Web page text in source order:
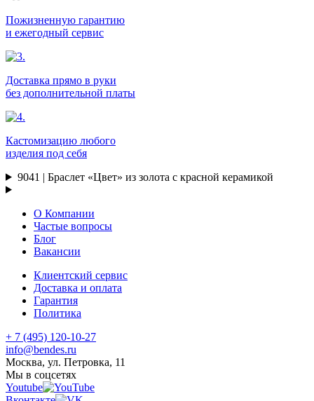
Пожизненную гарантию
и ежегодный сервис
Доставка прямо в руки
без дополнительной платы
Кастомизацию любого
изделия под себя
9041 | Браслет «Цвет» из золота с красной керамикой
О Компании
Частые вопросы
Блог
Вакансии
Клиентский сервис
Доставка и оплата
Гарантия
Политика
+ 7 (495) 120-10-27
info@bendes.ru
Москва, ул. Петровка, 11
Мы в соцсетях
Youtube